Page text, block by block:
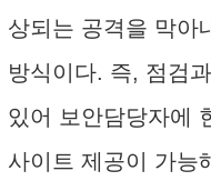
상되는 공격을 막아
방식이다. 즉, 점검
있어 보안담당자에
사이트 제공이 가능